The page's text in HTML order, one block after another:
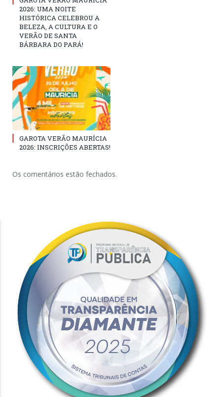
2026: UMA NOITE
HISTÓRICA CELEBROU A
BELEZA, A CULTURA E O
VERÃO DE SANTA
BÁRBARA DO PARÁ!
GAROTA VERÃO MAURÍCIA
2026: INSCRIÇÕES ABERTAS!
Os comentários estão fechados.